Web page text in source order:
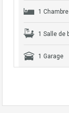
1 Chambre
1 Salle de
1 Garage